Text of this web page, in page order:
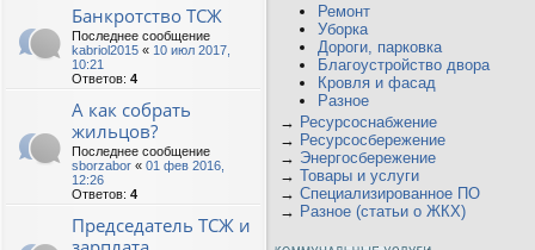
Банкротство ТСЖ
Последнее сообщение
kabriol2015 « 10 июл 2017,
10:21
Ответов: 4
А как собрать
жильцов?
Последнее сообщение
sborzabor « 01 фев 2016,
12:26
Ответов: 4
Председатель ТСЖ и
Ремонт
Уборка
Дороги, парковка
Благоустройство двора
Кровля и фасад
Разное
→ Ресурсоснабжение
→ Ресурсосбережение
→ Энергосбережение
→ Товары и услуги
→ Специализированное ПО
→ Разное (статьи о ЖКХ)